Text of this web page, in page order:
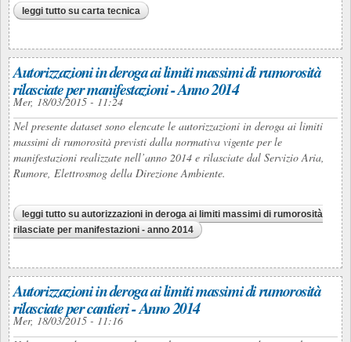
leggi tutto su carta tecnica
Autorizzazioni in deroga ai limiti massimi di rumorosità
rilasciate per manifestazioni - Anno 2014
Mer, 18/03/2015 - 11:24
Nel presente dataset sono elencate le autorizzazioni in deroga ai limiti
massimi di rumorosità previsti dalla normativa vigente per le
manifestazioni realizzate nell’anno 2014 e rilasciate dal Servizio Aria,
Rumore, Elettrosmog della Direzione Ambiente.
leggi tutto su autorizzazioni in deroga ai limiti massimi di rumorosità
rilasciate per manifestazioni - anno 2014
Autorizzazioni in deroga ai limiti massimi di rumorosità
rilasciate per cantieri - Anno 2014
Mer, 18/03/2015 - 11:16